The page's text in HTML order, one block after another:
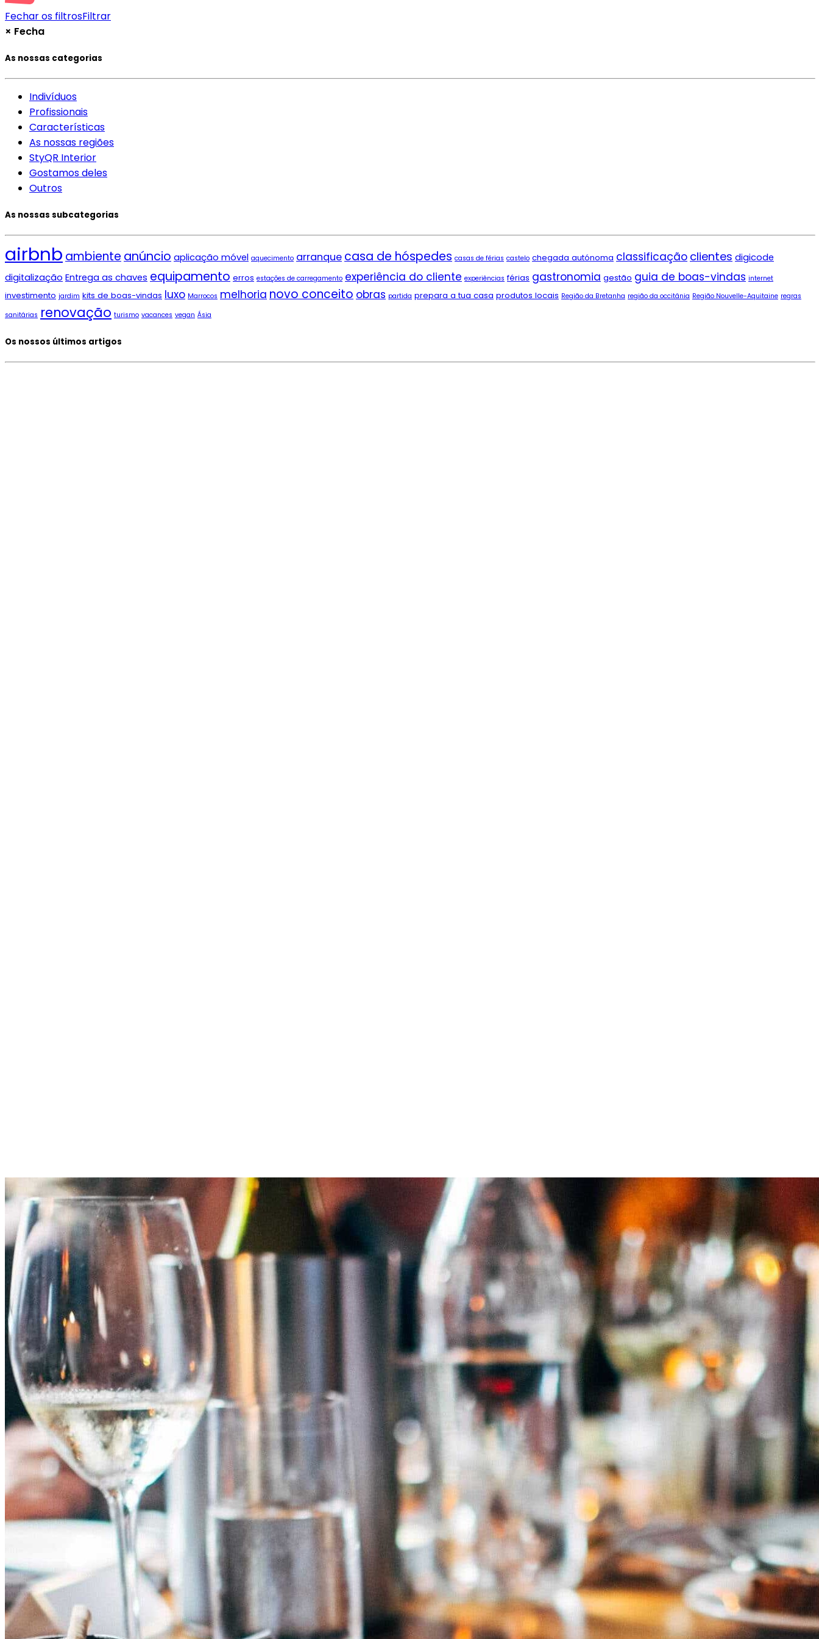
Fechar os filtrosFiltrar
× Fecha
As nossas categorias
Indivíduos
Profissionais
Características
As nossas regiões
StyQR Interior
Gostamos deles
Outros
As nossas subcategorias
airbnbambienteanúncio aplicação móvel aquecimento arranquecasa de hóspedes casas de férias castelo chegada autónoma classificação clientes digicode
digitalização Entrega as chaves equipamento erros estações de carregamento experiência do cliente experiências férias gastronomia gestão guia de boas-vindas internet
investimento jardim kits de boas-vindas luxo Marrocos melhoria novo conceito obras partida prepara a tua casa produtos locais Região da Bretanha região da occitânia Região Nouvelle-Aquitaine regras
sanitárias renovação turismo vacances vegan Ásia
Os nossos últimos artigos